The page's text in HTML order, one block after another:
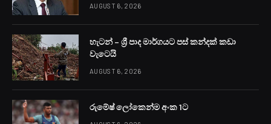
AUGUST 6, 2026
හැටන් – ශ්‍රී පාද මාර්ගයට පස් කන්දක් කඩා
වැටෙයි
AUGUST 6, 2026
රුමේෂ් ලෝකෙන්ම අංක 1ට